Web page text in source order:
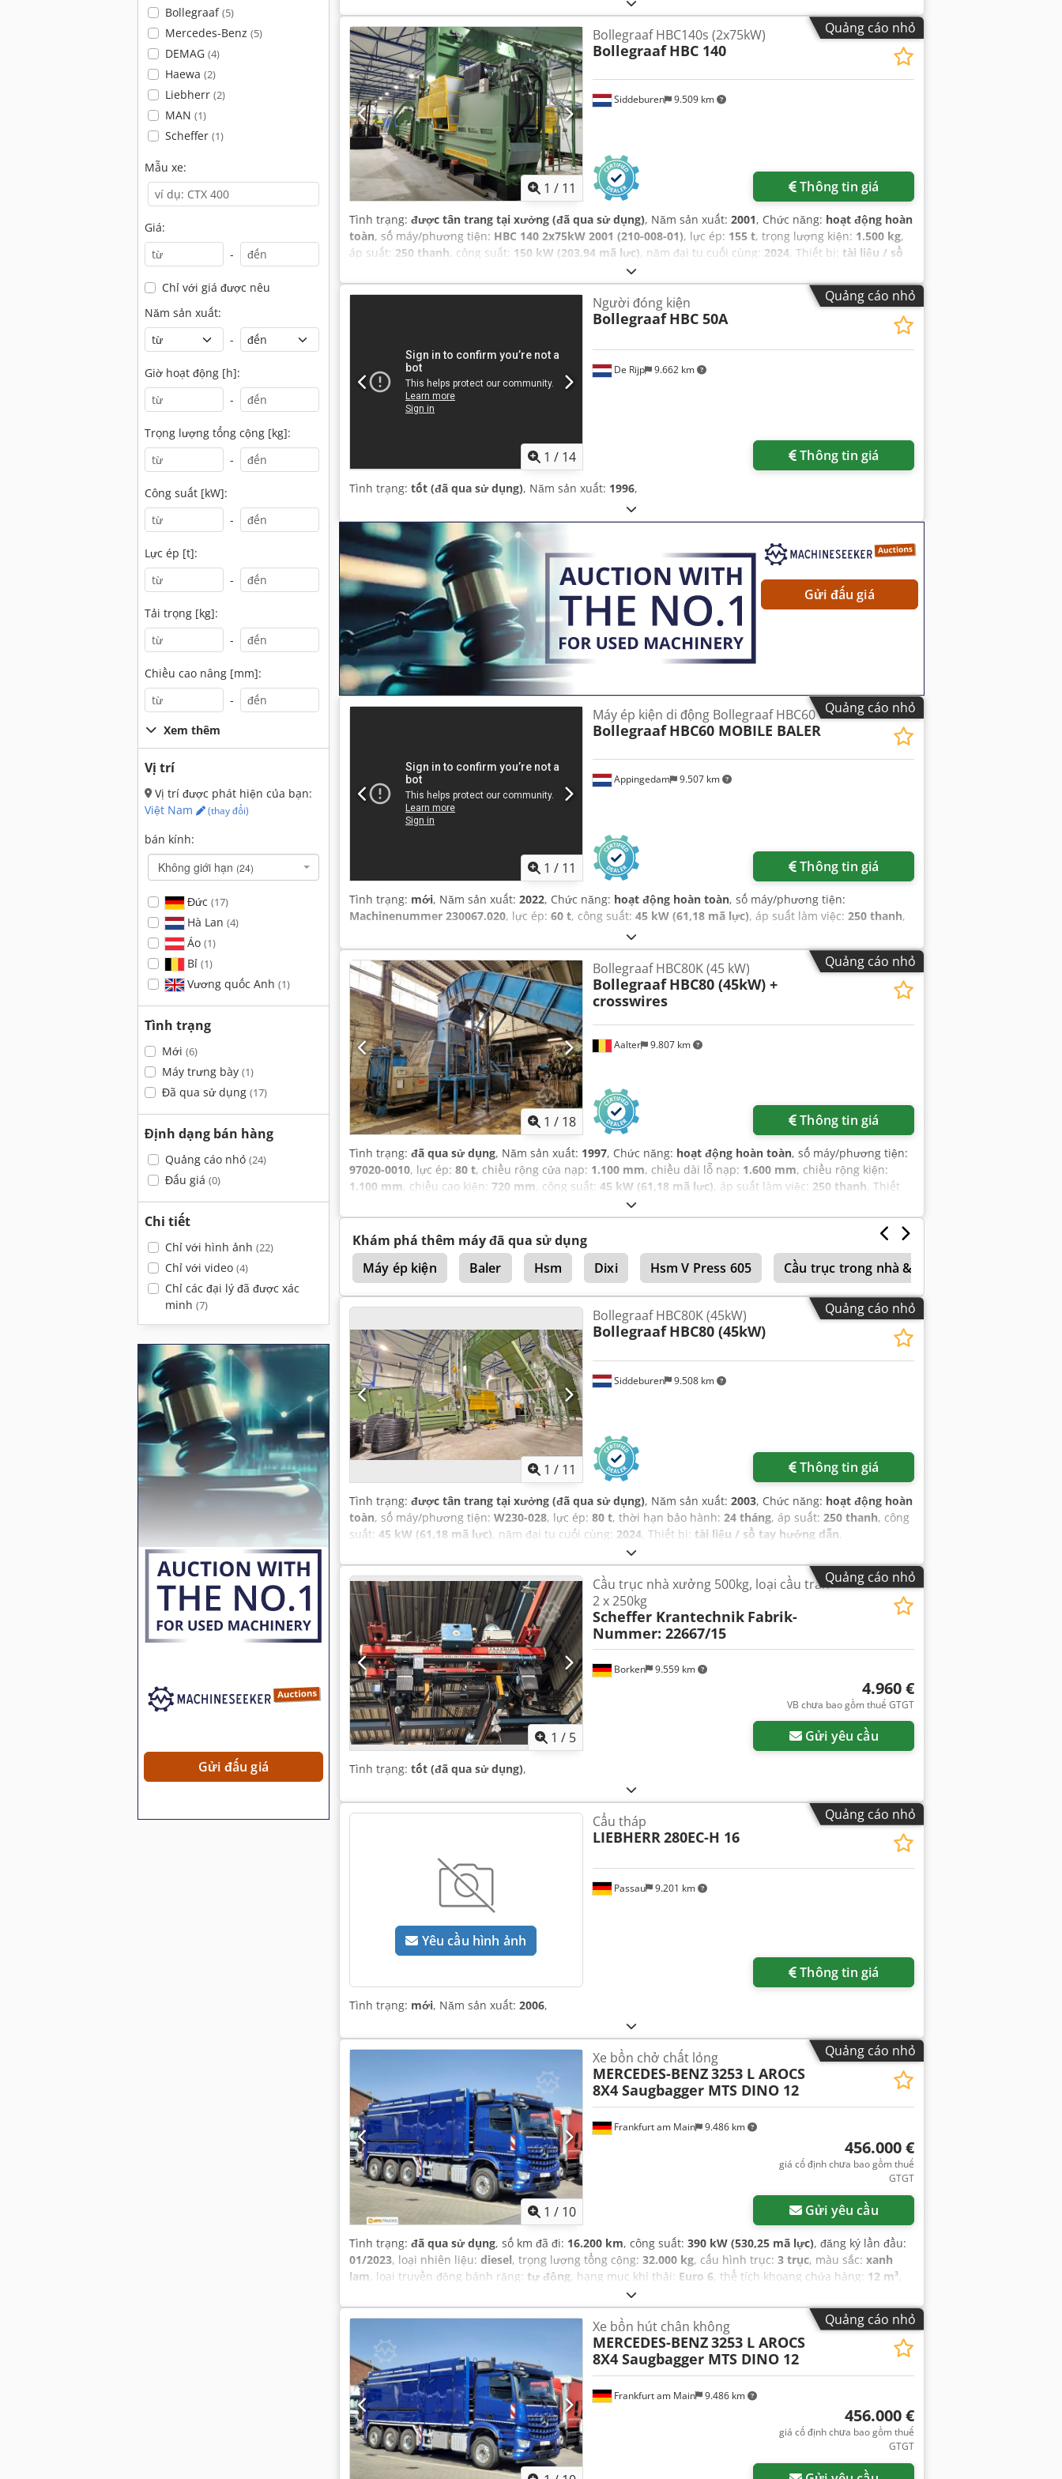
Bollegraaf(5)
Mercedes-Benz (5)
DEMAG (4)
Haewa (2)
Liebherr (2)
MAN (1)
Scheffer (1)
Mẫu xe:
Giá:
-
Chỉ với giá được nêu
Năm sản xuất:
-
Giờ hoạt động [h]:
-
Trọng lượng tổng cộng [kg]:
-
Công suất [kW]:
-
Lực ép [t]:
-
Tải trọng [kg]:
-
Chiều cao nâng [mm]:
-
Xem thêm
Vị trí
Vị trí được phát hiện của bạn:
Việt Nam
(thay đổi)
bán kính:
Không giới hạn (24)
Đức (17)
Hà Lan (4)
Áo (1)
Bỉ (1)
Vương quốc Anh (1)
Tình trạng
Mới (6)
Máy trưng bày (1)
Đã qua sử dụng (17)
Định dạng bán hàng
Quảng cáo nhỏ (24)
Đấu giá (0)
Chi tiết
Chỉ với hình ảnh (22)
Chỉ với video (4)
Chỉ các đại lý đã được xác
minh (7)
Gửi đấu giá
Quảng cáo nhỏ
1 / 11
Siddeburen 9.509 km
Bollegraaf HBC140s (2x75kW)
Bollegraaf HBC 140
Thông tin giá
Tình trạng: được tân trang tại xưởng (đã qua sử dụng), Năm sản xuất: 2001, Chức năng: hoạt động hoàn
toàn, số máy/phương tiện: HBC 140 2x75kW 2001 (210-008-01), lực ép: 155 t, trọng lượng kiện: 1.500 kg,
áp suất: 250 thanh, công suất: 150 kW (203,94 mã lực), năm đại tu cuối cùng: 2024, Thiết bị: tài liệu / sổ
Quảng cáo nhỏ
1 / 14
De Rijp 9.662 km
Người đóng kiện
Bollegraaf HBC 50A
Thông tin giá
Tình trạng: tốt (đã qua sử dụng), Năm sản xuất: 1996,
Gửi đấu giá
Quảng cáo nhỏ
1 / 11
Appingedam 9.507 km
Máy ép kiện di động Bollegraaf HBC60
Bollegraaf HBC60 MOBILE BALER
Thông tin giá
Tình trạng: mới, Năm sản xuất: 2022, Chức năng: hoạt động hoàn toàn, số máy/phương tiện:
Machinenummer 230067.020, lực ép: 60 t, công suất: 45 kW (61,18 mã lực), áp suất làm việc: 250 thanh,
Quảng cáo nhỏ
1 / 18
Aalter 9.807 km
Bollegraaf HBC80K (45 kW)
Bollegraaf HBC80 (45kW) +
crosswires
Thông tin giá
Tình trạng: đã qua sử dụng, Năm sản xuất: 1997, Chức năng: hoạt động hoàn toàn, số máy/phương tiện:
97020-0010, lực ép: 80 t, chiều rộng cửa nạp: 1.100 mm, chiều dài lỗ nạp: 1.600 mm, chiều rộng kiện:
1.100 mm, chiều cao kiện: 720 mm, công suất: 45 kW (61,18 mã lực), áp suất làm việc: 250 thanh, Thiết
Khám phá thêm máy đã qua sử dụng
Máy ép kiện
Baler Hsm Dixi Hsm V Press 605 Cầu trục trong nhà & cầu trục kho
Hebekissen Vetter
Quảng cáo nhỏ
1 / 11
Siddeburen 9.508 km
Bollegraaf HBC80K (45kW)
Bollegraaf HBC80 (45kW)
Thông tin giá
Tình trạng: được tân trang tại xưởng (đã qua sử dụng), Năm sản xuất: 2003, Chức năng: hoạt động hoàn
toàn, số máy/phương tiện: W230-028, lực ép: 80 t, thời hạn bảo hành: 24 tháng, áp suất: 250 thanh, công
suất: 45 kW (61,18 mã lực), năm đại tu cuối cùng: 2024, Thiết bị: tài liệu / sổ tay hướng dẫn,
Quảng cáo nhỏ
1 / 5
Borken 9.559 km
Cầu trục nhà xưởng 500kg, loại cầu trần
2 x 250kg
Scheffer Krantechnik Fabrik-
Nummer: 22667/15
4.960 €
VB chưa bao gồm thuế GTGT
Gửi yêu cầu
Tình trạng: tốt (đã qua sử dụng),
Quảng cáo nhỏ
Yêu cầu hình ảnh
Passau 9.201 km
Cẩu tháp
LIEBHERR 280EC-H 16
Thông tin giá
Tình trạng: mới, Năm sản xuất: 2006,
Quảng cáo nhỏ
1 / 10
Frankfurt am Main 9.486 km
Xe bồn chở chất lỏng
MERCEDES-BENZ3253 L AROCS
8X4 Saugbagger MTS DINO 12
456.000 €
giá cố định chưa bao gồm thuế
GTGT
Gửi yêu cầu
Tình trạng: đã qua sử dụng, số km đã đi: 16.200 km, công suất: 390 kW (530,25 mã lực), đăng ký lần đầu:
01/2023, loại nhiên liệu: diesel, trọng lượng tổng cộng: 32.000 kg, cấu hình trục: 3 trục, màu sắc: xanh
lam, loại truyền động bánh răng: tự động, hạng mục khí thải: Euro 6, thể tích khoang chứa hàng: 12 m³,
ABS, bộ sưởi đỗ xe, hệ thống định vị, điều hòa không khí
Quảng cáo nhỏ
Frankfurt am Main 9.486 km
Xe bồn hút chân không
MERCEDES-BENZ3253 L AROCS
8X4 Saugbagger MTS DINO 12
456.000 €
giá cố định chưa bao gồm thuế
GTGT